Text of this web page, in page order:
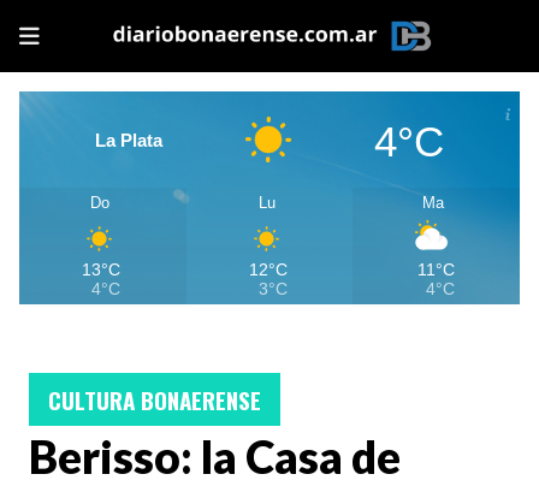
La Plata 4°C
Do
13°C
4°C
Lu
12°C
3°C
Ma
11°C
4°C
Berisso: la Casa de
CULTURA BONAERENSE